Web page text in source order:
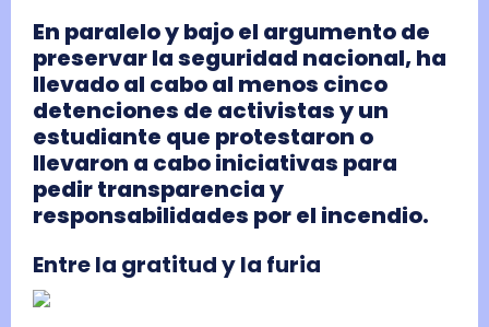
En paralelo y bajo el argumento de
preservar la seguridad nacional, ha
llevado al cabo al menos cinco
detenciones de activistas y un
estudiante que protestaron o
llevaron a cabo iniciativas para
pedir transparencia y
responsabilidades por el incendio.
Entre la gratitud y la furia